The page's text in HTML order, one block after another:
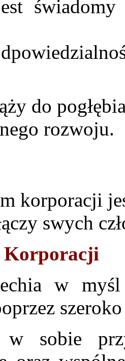
do
rozwoju.
korporacji
swych
Korporacji
w
w sobie